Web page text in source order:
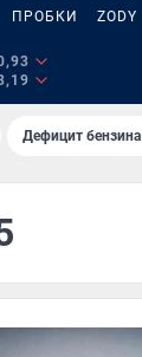
ПРОБКИ ZODY
Дефицит